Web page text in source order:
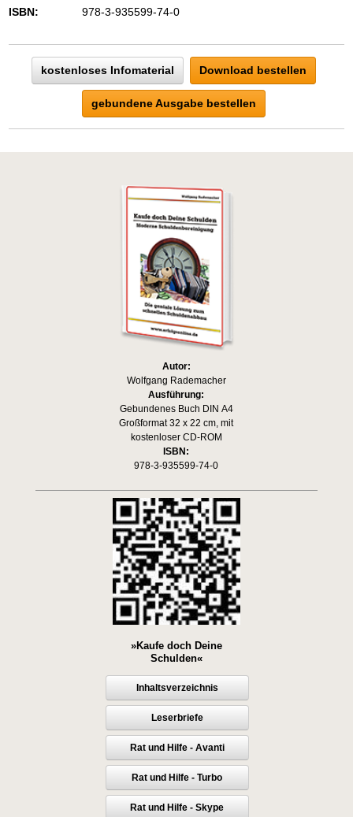
ISBN:
978-3-935599-74-0
kostenloses Infomaterial Download bestellen
gebundene Ausgabe bestellen
Autor:
Wolfgang Rademacher
Ausführung:
Gebundenes Buch DIN A4
Großformat 32 x 22 cm, mit
kostenloser CD-ROM
ISBN:
978-3-935599-74-0
»Kaufe doch Deine
Schulden«
Inhaltsverzeichnis
Leserbriefe
Rat und Hilfe - Avanti
Rat und Hilfe - Turbo
Rat und Hilfe - Skype